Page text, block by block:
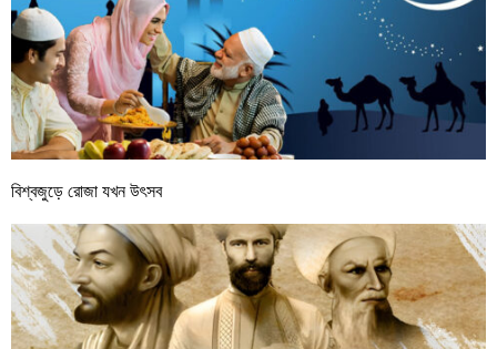
বিশ্বজুড়ে রোজা যখন উৎসব